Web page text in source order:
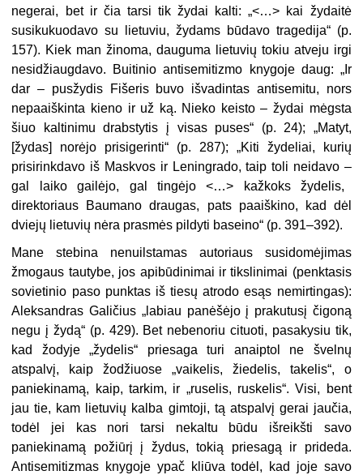
negerai, bet ir čia tarsi tik žydai kalti: „<…> kai žydaitė
susikukuodavo su lietuviu, žydams būdavo tragedija“ (p.
157). Kiek man žinoma, dauguma lietuvių tokiu atveju irgi
nesidžiaugdavo. Buitinio antisemitizmo knygoje daug: „Ir
dar – pusžydis Fišeris buvo išvadintas antisemitu, nors
nepaaiškinta kieno ir už ką. Nieko keisto – žydai mėgsta
šiuo kaltinimu drabstytis į visas puses“ (p. 24); „Matyt,
[žydas] norėjo prisigerinti“ (p. 287); „Kiti žydeliai, kurių
prisirinkdavo iš Maskvos ir Leningrado, taip toli neidavo –
gal laiko gailėjo, gal tingėjo <…> kažkoks žydelis,
direktoriaus Baumano draugas, pats paaiškino, kad dėl
dviejų lietuvių nėra prasmės pildyti baseino“ (p. 391–392).
Mane stebina nenuilstamas autoriaus susidomėjimas
žmogaus tautybe, jos apibūdinimai ir tikslinimai (penktasis
sovietinio paso punktas iš tiesų atrodo esąs nemirtingas):
AleksandrasGaličius „labiau panėšėjo į prakutusį čigoną
negu į žydą“ (p. 429). Bet nebenoriu cituoti, pasakysiu tik,
kad žodyje „žydelis“ priesaga turi anaiptol ne švelnų
atspalvį, kaip žodžiuose „vaikelis, žiedelis, takelis“, o
paniekinamą, kaip, tarkim, ir „ruselis, ruskelis“. Visi, bent
jau tie, kam lietuvių kalba gimtoji, tą atspalvį gerai jaučia,
todėl jei kas nori tarsi nekaltu būdu išreikšti savo
paniekinamą požiūrį į žydus, tokią priesagą ir prideda.
Antisemitizmas knygoje ypač kliūva todėl, kad joje savo